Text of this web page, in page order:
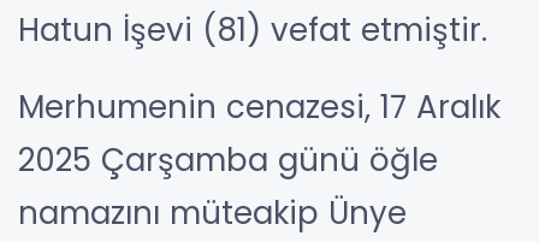
Hatun İşevi (81) vefat etmiştir.
Merhumenin cenazesi, 17 Aralık
2025 Çarşamba günü öğle
namazını müteakip Ünye